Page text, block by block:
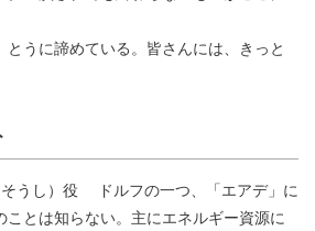
うに諦めている。皆さんには、きっと
うし）役 ドルフの一つ、「エアデ」に
ことは知らない。主にエネルギー資源に